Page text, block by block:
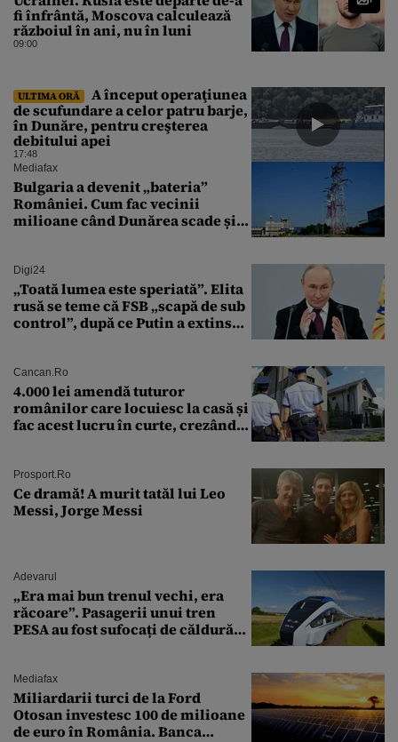
fi înfrântă, Moscova calculează
războiul în ani, nu în luni
09:00
ULTIMA ORĂ
A început operaţiunea
de scufundare a celor patru barje,
în Dunăre, pentru creşterea
debitului apei
17:48
Mediafax
Bulgaria a devenit „bateria”
României. Cum fac vecinii
milioane când Dunărea scade și
Digi24
„Toată lumea este speriată”. Elita
rusă se teme că FSB „scapă de sub
control”, după ce Putin a extins
Cancan.ro
4.000 lei amendă tuturor
românilor care locuiesc la casă și
fac acest lucru în curte, crezând
Prosport.ro
Ce dramă! A murit tatăl lui Leo
Messi, Jorge Messi
Adevarul
„Era mai bun trenul vechi, era
răcoare”. Pasagerii unui tren
PESA au fost sufocați de căldură
Mediafax
Miliardarii turci de la Ford
Otosan investesc 100 de milioane
de euro în România. Banca